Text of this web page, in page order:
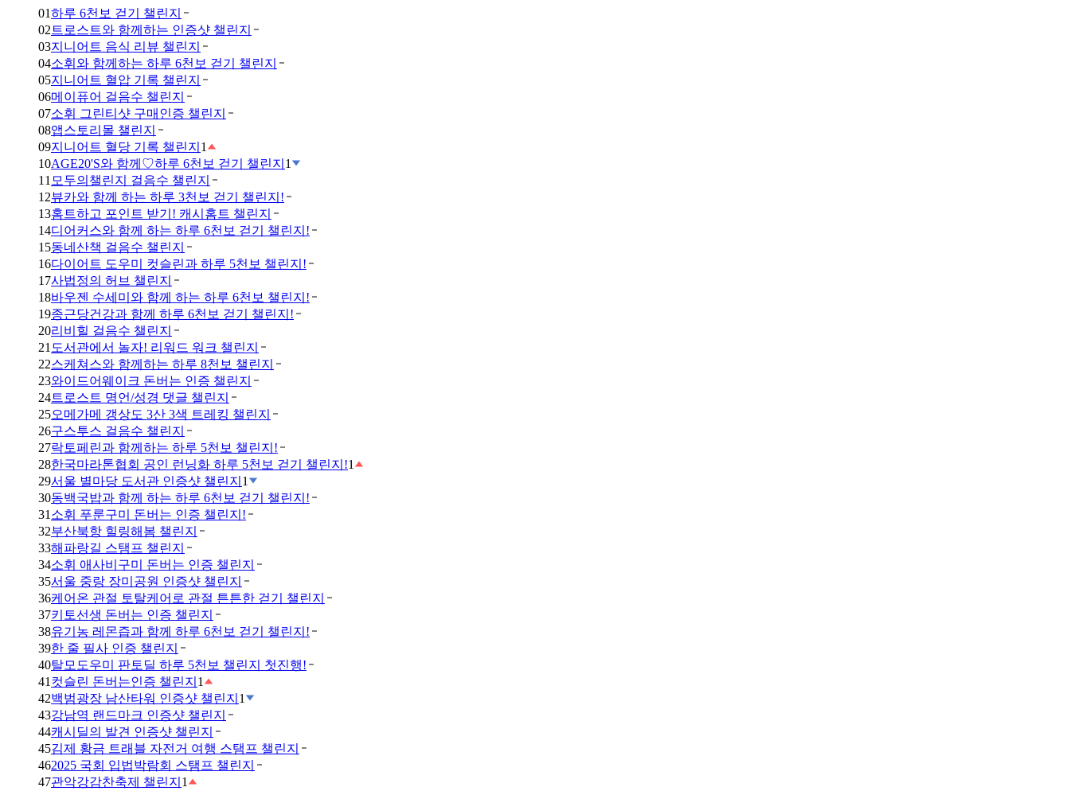
01하루 6천보 걷기 챌린지
02 트로스트와 함께하는 인증샷 챌린지
03지니어트 음식 리뷰 챌린지
04소휘와 함께하는 하루 6천보 걷기 챌린지
05지니어트 혈압 기록 챌린지
06메이퓨어 걸음수 챌린지
07소휘 그린티샷 구매인증 챌린지
08앱스토리몰 챌린지
09지니어트 혈당 기록 챌린지 1
10AGE20'S와 함께♡하루 6천보 걷기 챌린지 1
11 모두의챌린지 걸음수 챌린지
12뷰카와 함께 하는 하루 3천보 걷기 챌린지!
13홈트하고 포인트 받기! 캐시홈트 챌린지
14디어커스와 함께 하는 하루 6천보 걷기 챌린지!
15동네산책 걸음수 챌린지
16다이어트 도우미 컷슬린과 하루 5천보 챌린지!
17사법정의 허브 챌린지
18바우젠 수세미와 함께 하는 하루 6천보 챌린지!
19종근당건강과 함께 하루 6천보 걷기 챌린지!
20리비힐 걸음수 챌린지
21 도서관에서 놀자! 리워드 워크 챌린지
22스케쳐스와 함께하는 하루 8천보 챌린지
23와이드어웨이크 돈버는 인증 챌린지
24트로스트 명언/성경 댓글 챌린지
25오메가메 갱상도 3산 3색 트레킹 챌린지
26구스투스 걸음수 챌린지
27락토페린과 함께하는 하루 5천보 챌린지!
28한국마라톤협회 공인 런닝화 하루 5천보 걷기 챌린지!1
29서울 별마당 도서관 인증샷 챌린지 1
30동백국밥과 함께 하는 하루 6천보 걷기 챌린지!
31 소휘 푸룬구미 돈버는 인증 챌린지!
32부산북항 힐링해봄 챌린지
33해파랑길 스탬프 챌린지
34소휘 애사비구미 돈버는 인증 챌린지
35서울 중랑 장미공원 인증샷 챌린지
36케어온 관절 토탈케어로 관절 튼튼한 걷기 챌린지
37키토선생 돈버는 인증 챌린지
38유기농 레몬즙과 함께 하루 6천보 걷기 챌린지!
39한 줄 필사 인증 챌린지
40탈모도우미 판토딜 하루 5천보 챌린지 첫진행!
41 컷슬린 돈버는인증 챌린지 1
42백범광장 남산타워 인증샷 챌린지 1
43강남역 랜드마크 인증샷 챌린지
44캐시딜의 발견 인증샷 챌린지
45김제 황금 트래블 자전거 여행 스탬프 챌린지
462025 국회 입법박람회 스탬프 챌린지
47관악강감찬축제 챌린지 1